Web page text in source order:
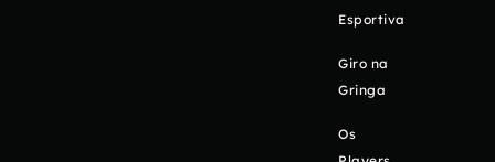
Esportiva
Giro na
Gringa
Os